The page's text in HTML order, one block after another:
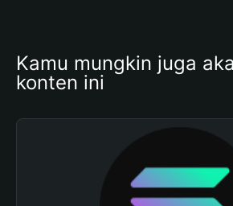
Kamu mungkin juga
konten ini